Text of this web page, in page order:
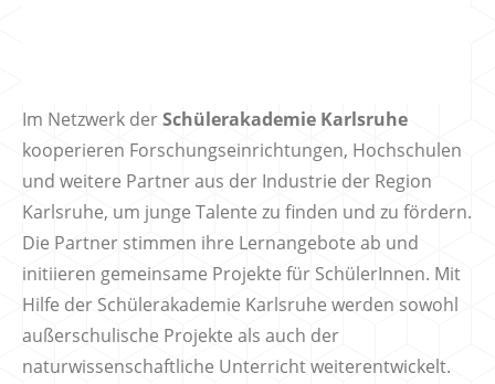
Im Netzwerk derSchülerakademie Karlsruhe
kooperieren Forschungseinrichtungen, Hochschulen
und weitere Partner aus der Industrie der Region
Karlsruhe, um junge Talente zu finden und zu fördern.
Die Partner stimmen ihre Lernangebote ab und
initiieren gemeinsame Projekte für SchülerInnen. Mit
Hilfe der Schülerakademie Karlsruhe werden sowohl
außerschulische Projekte als auch der
naturwissenschaftliche Unterricht weiterentwickelt.